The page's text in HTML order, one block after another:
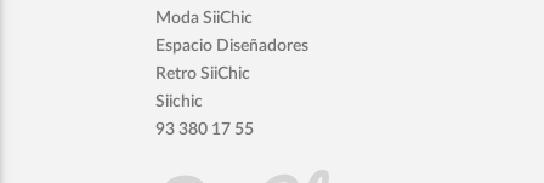
Moda SiiChic
Espacio Diseñadores
Retro SiiChic
Siichic
93 380 17 55